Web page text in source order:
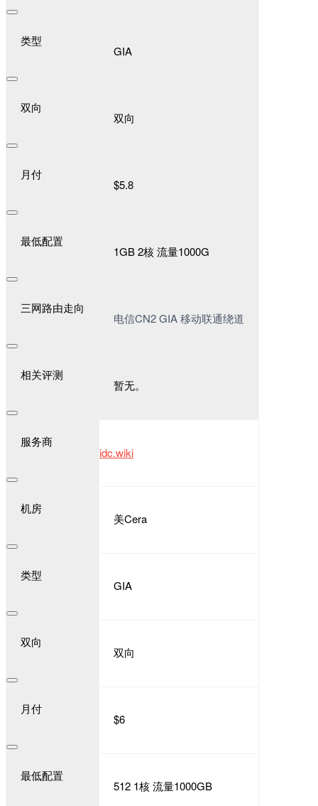
类型
GIA
双向
双向
月付
$5.8
最低配置
1GB 2核 流量1000G
三网路由走向
电信CN2 GIA 移动联通绕道
相关评测
暂无。
服务商
idc.wiki
机房
美Cera
类型
GIA
双向
双向
月付
$6
最低配置
512 1核 流量1000GB